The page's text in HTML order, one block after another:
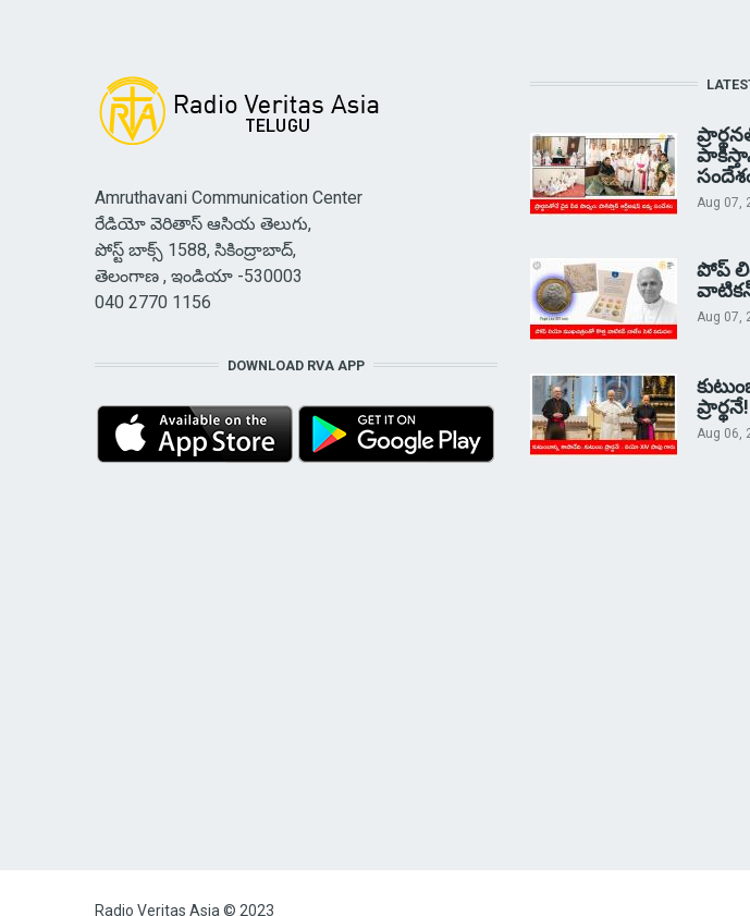
Amruthavani Communication Center
రేడియో వెరితాస్ ఆసియ తెలుగు,
పోస్ట్ బాక్స్ 1588, సికింద్రాబాద్,
తెలంగాణ , ఇండియా -530003
040 2770 1156
DOWNLOAD RVA APP
Aug 07,
పోప్
Aug 07,
ప్రార్థనే!
Aug 06,
Radio Veritas Asia © 2023